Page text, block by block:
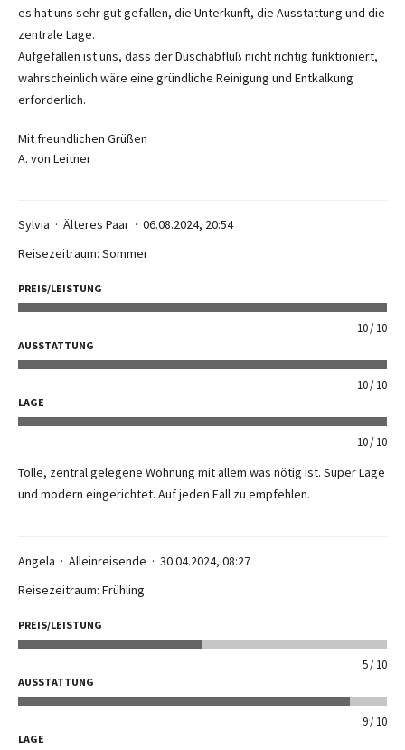
es hat uns sehr gut gefallen, die Unterkunft, die Ausstattung und die
zentrale Lage.
Aufgefallen ist uns, dass der Duschabfluß nicht richtig funktioniert,
wahrscheinlich wäre eine gründliche Reinigung und Entkalkung
erforderlich.
Mit freundlichen Grüßen
A. von Leitner
Sylvia Älteres Paar
06.08.2024, 20:54
Reisezeitraum: Sommer
PREIS/LEISTUNG
10 10
AUSSTATTUNG
10 10
LAGE
10 10
Tolle, zentral gelegene Wohnung mit allem was nötig ist. Super Lage
und modern eingerichtet. Auf jeden Fall zu empfehlen.
Angela Alleinreisende
30.04.2024, 08:27
Reisezeitraum: Frühling
PREIS/LEISTUNG
5 10
AUSSTATTUNG
9 10
LAGE